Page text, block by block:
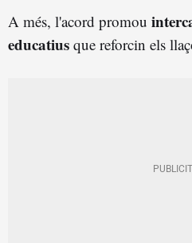
A més, l'acord promou
educatius que reforcin els